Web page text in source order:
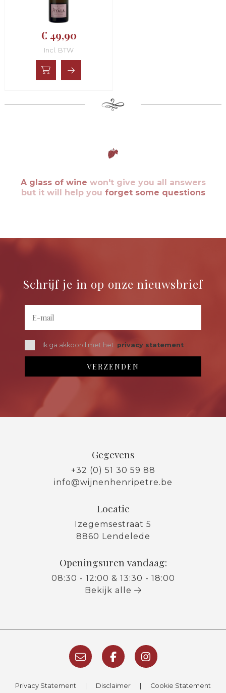
€ 49,90
Incl. BTW
A glass of wine won't give you all answers
but it will help you forget some questions
Schrijf je in op onze nieuwsbrief
Ik ga akkoord met het privacy statement
Gegevens
+32 (0) 51 30 59 88
info@wijnenhenripetre.be
Locatie
Izegemsestraat 5
8860 Lendelede
Openingsuren vandaag:
08:30 - 12:00 & 13:30 - 18:00
Bekijk alle
Privacy Statement Disclaimer Cookie Statement